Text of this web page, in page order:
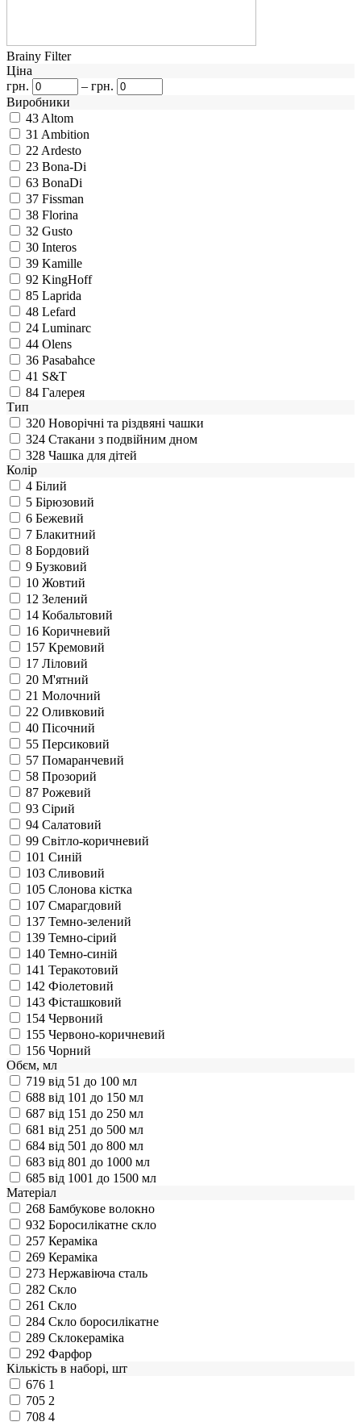
Brainy Filter
Ціна
грн.
– грн.
Виробники
43 Altom
31 Ambition
22 Ardesto
23 Bona-Di
63 BonaDi
37 Fissman
38 Florina
32 Gusto
30 Interos
39 Kamille
92 KingHoff
85 Laprida
48 Lefard
24 Luminarc
44 Olens
36 Pasabahce
41 S&T
84 Галерея
Тип
320 Новорічні та різдвяні чашки
324 Стакани з подвійним дном
328 Чашка для дітей
Колір
4 Білий
5 Бірюзовий
6 Бежевий
7 Блакитний
8 Бордовий
9 Бузковий
10 Жовтий
12 Зелений
14 Кобальтовий
16 Коричневий
157 Кремовий
17 Ліловий
20 М'ятний
21 Молочний
22 Оливковий
40 Пісочний
55 Персиковий
57 Помаранчевий
58 Прозорий
87 Рожевий
93 Сірий
94 Салатовий
99 Світло-коричневий
101 Синій
103 Сливовий
105 Слонова кістка
107 Смарагдовий
137 Темно-зелений
139 Темно-сірий
140 Темно-синій
141 Теракотовий
142 Фіолетовий
143 Фісташковий
154 Червоний
155 Червоно-коричневий
156 Чорний
Обєм, мл
719 від 51 до 100 мл
688 від 101 до 150 мл
687 від 151 до 250 мл
681 від 251 до 500 мл
684 від 501 до 800 мл
683 від 801 до 1000 мл
685 від 1001 до 1500 мл
Матеріал
268 Бамбукове волокно
932 Боросилікатне скло
257 Кераміка
269 Кераміка
273 Нержавіюча сталь
282 Скло
261 Скло
284 Скло боросилікатне
289 Склокераміка
292 Фарфор
Кількість в наборі, шт
676 1
705 2
708 4